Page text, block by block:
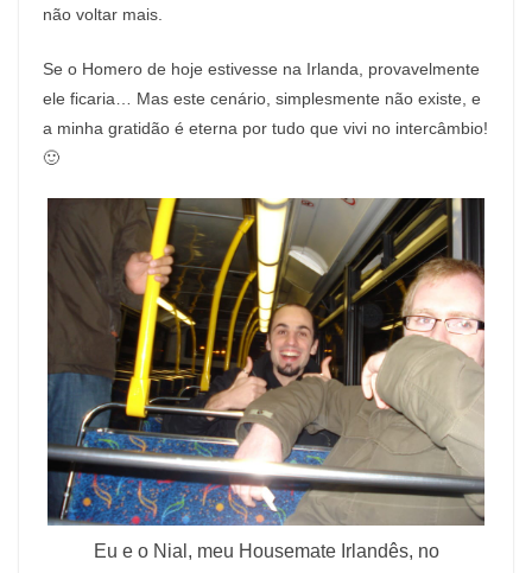
não voltar mais.
Se o Homero de hoje estivesse na Irlanda, provavelmente
ele ficaria… Mas este cenário, simplesmente não existe, e
a minha gratidão é eterna por tudo que vivi no intercâmbio!
🙂
Eu e o Nial, meu Housemate Irlandês, no